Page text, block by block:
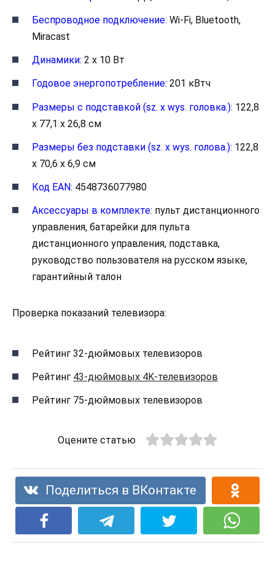
Беспроводное подключение: Wi-Fi, Bluetooth,
Miracast
Динамики: 2 x 10 Вт
Годовое энергопотребление: 201 кВтч
Размеры с подставкой (sz. x wys. головка.): 122,8
x 77,1 x 26,8 см
Размеры без подставки (sz. x wys. голова.): 122,8
x 70,6 x 6,9 см
Код EAN: 4548736077980
Аксессуары в комплекте: пульт дистанционного
управления, батарейки для пульта
дистанционного управления, подставка,
руководство пользователя на русском языке,
гарантийный талон
Проверка показаний телевизора:
Рейтинг 32-дюймовых телевизоров
Рейтинг 43-дюймовых 4K-телевизоров
Рейтинг 75-дюймовых телевизоров
Оцените статью
Поделиться в ВКонтакте